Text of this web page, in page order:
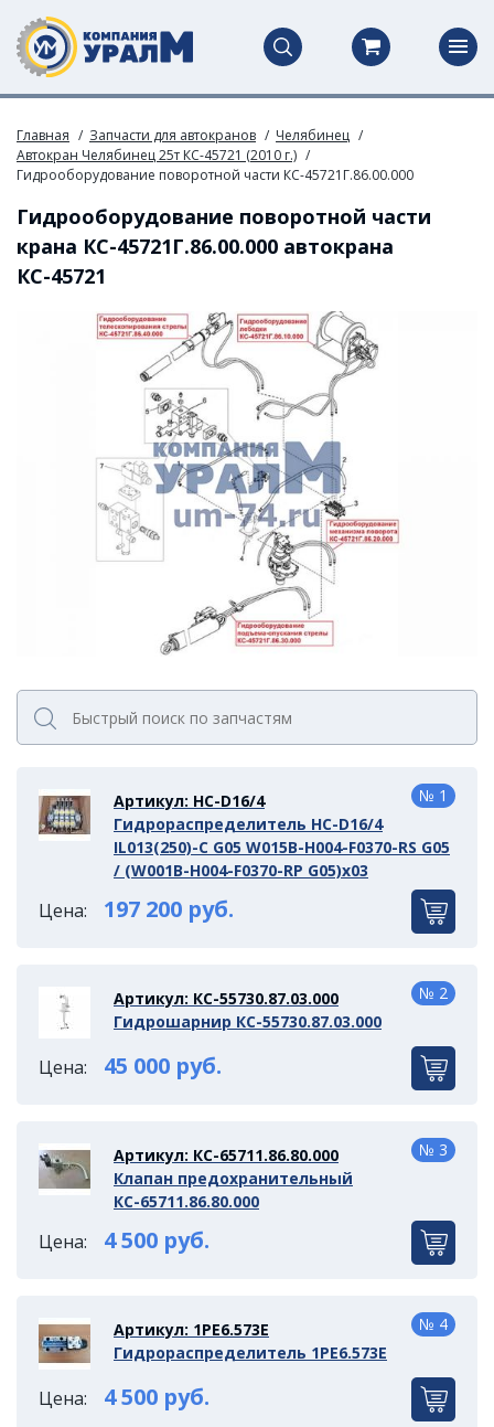
Главная Запчасти для автокранов
Челябинец
Автокран Челябинец 25т КС-45721 (2010 г.)
Гидрооборудование поворотной части КС-45721Г.86.00.000
Гидрооборудование поворотной части
крана КС-45721Г.86.00.000 автокрана
КС-45721
Артикул: HC-D16/4
Гидрораспределитель HC-D16/4
IL013(250)-C G05 W015B-H004-F0370-RS G05
/ (W001B-H004-F0370-RP G05)x03
Цена: 197 200 руб.
№ 1
Артикул: КС-55730.87.03.000
Гидрошарнир КС-55730.87.03.000
Цена: 45 000 руб.
№ 2
Артикул: КС-65711.86.80.000
Клапан предохранительный
КС-65711.86.80.000
Цена: 4 500 руб.
№ 3
Артикул: 1РЕ6.573Е
Гидрораспределитель 1РЕ6.573Е
Цена: 4 500 руб.
№ 4